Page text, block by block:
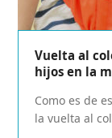
Vuelta al
hijos en la
Como es de
la vuelta al